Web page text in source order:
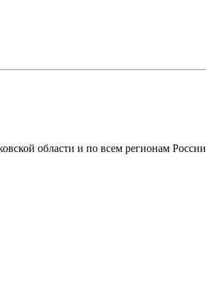
области и по всем регионам России